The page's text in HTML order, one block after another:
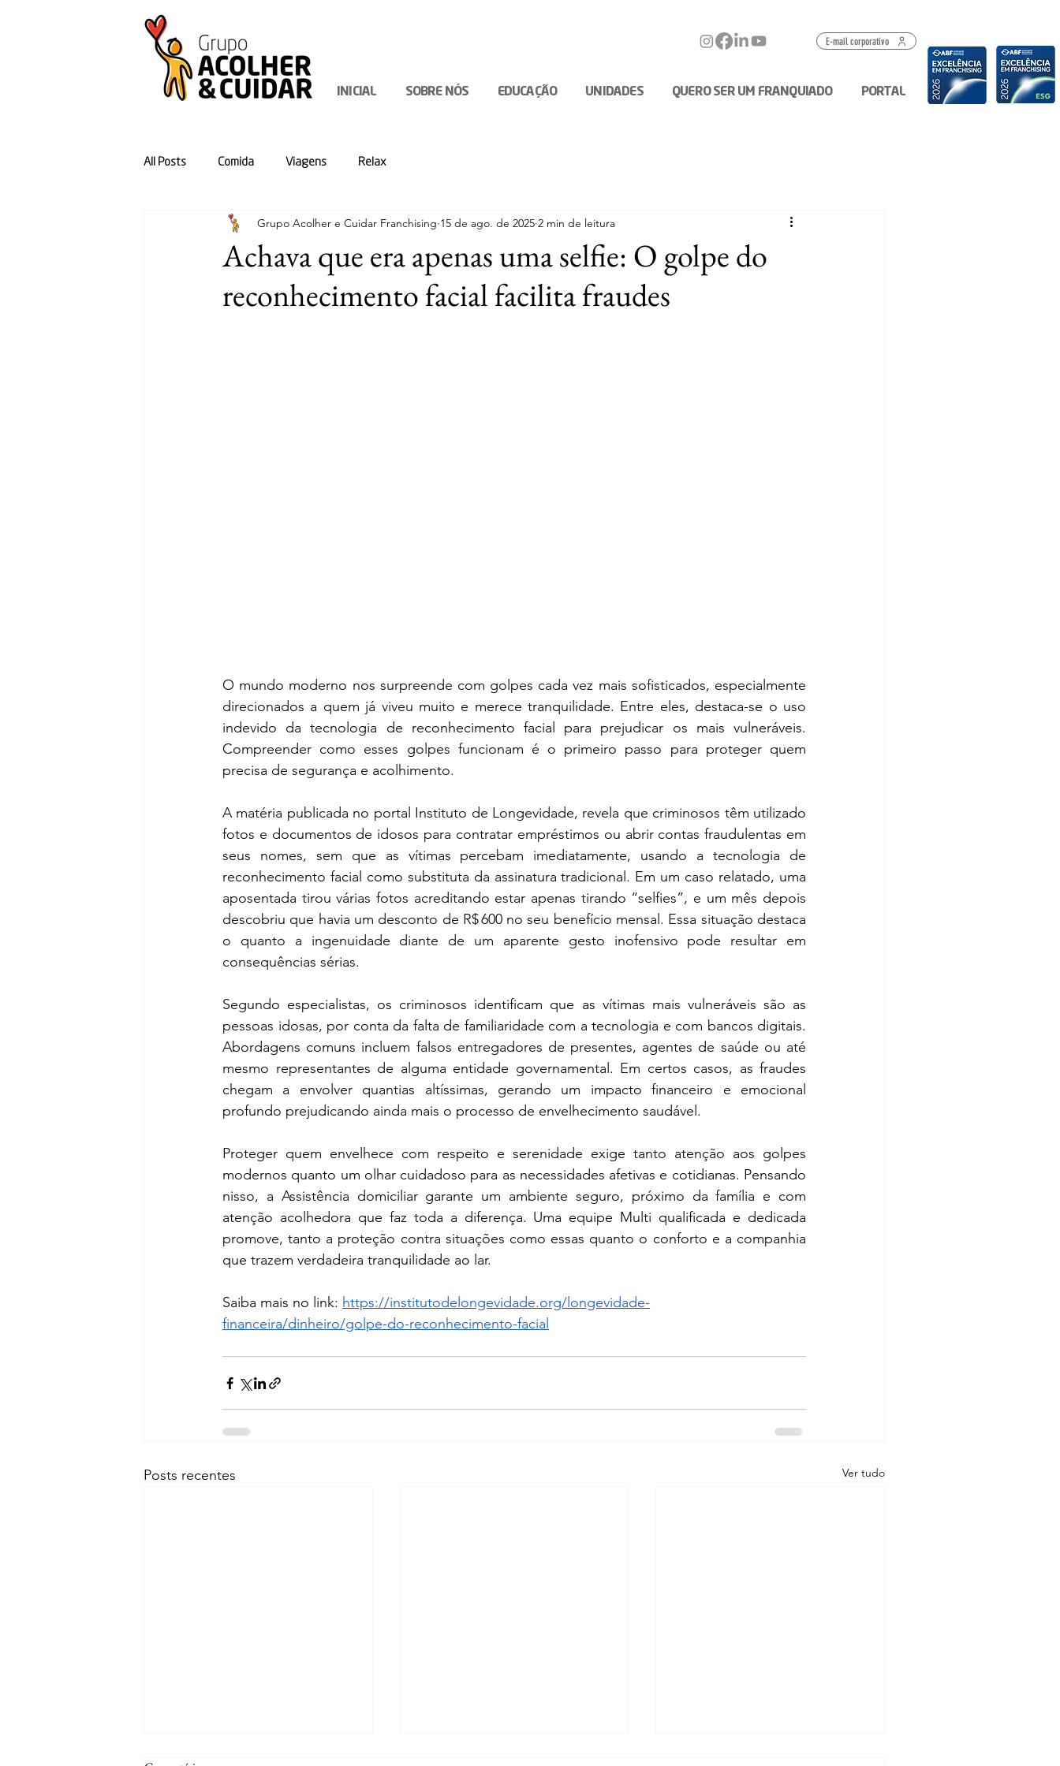
E-mail corporativo
INICIAL SOBRE NÓS EDUCAÇÃO UNIDADES QUERO SER UM FRANQUIADO PORTAL
All Posts Comida Viagens Relax
Achava que era apenas uma selfie: O golpe do
reconhecimento facial facilita fraudes
Grupo Acolher e Cuidar Franchising 15 de ago. de 2025 2 min de leitura
O mundo moderno nos surpreende com golpes cada vez mais sofisticados, especialmente
direcionados a quem já viveu muito e merece tranquilidade. Entre eles, destaca-se o uso
indevido da tecnologia de reconhecimento facial para prejudicar os mais vulneráveis.
Compreender como esses golpes funcionam é o primeiro passo para proteger quem
precisa de segurança e acolhimento.
A matéria publicada no portal Instituto de Longevidade, revela que criminosos têm utilizado
fotos e documentos de idosos para contratar empréstimos ou abrir contas fraudulentas em
seus nomes, sem que as vítimas percebam imediatamente, usando a tecnologia de
reconhecimento facial como substituta da assinatura tradicional. Em um caso relatado, uma
aposentada tirou várias fotos acreditando estar apenas tirando “selfies”, e um mês depois
descobriu que havia um desconto de R$ 600 no seu benefício mensal. Essa situação destaca
o quanto a ingenuidade diante de um aparente gesto inofensivo pode resultar em
consequências sérias.
Segundo especialistas, os criminosos identificam que as vítimas mais vulneráveis são as
pessoas idosas, por conta da falta de familiaridade com a tecnologia e com bancos digitais.
Abordagens comuns incluem falsos entregadores de presentes, agentes de saúde ou até
mesmo representantes de alguma entidade governamental. Em certos casos, as fraudes
chegam a envolver quantias altíssimas, gerando um impacto financeiro e emocional
profundo prejudicando ainda mais o processo de envelhecimento saudável.
Proteger quem envelhece com respeito e serenidade exige tanto atenção aos golpes
modernos quanto um olhar cuidadoso para as necessidades afetivas e cotidianas. Pensando
nisso, a Assistência domiciliar garante um ambiente seguro, próximo da família e com
atenção acolhedora que faz toda a diferença. Uma equipe Multi qualificada e dedicada
promove, tanto a proteção contra situações como essas quanto o conforto e a companhia
que trazem verdadeira tranquilidade ao lar.
Saiba mais no link: https://institutodelongevidade.org/longevidade-
financeira/dinheiro/golpe-do-reconhecimento-facial
Posts recentes Ver tudo